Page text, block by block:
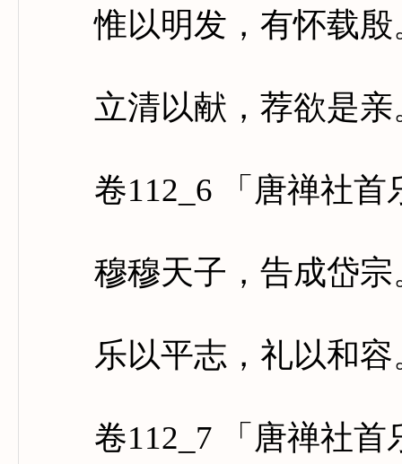
惟以明发，有怀载殷
立清以献，荐欲是亲
卷112_6 「唐禅社首
穆穆天子，告成岱宗
乐以平志，礼以和容
卷112_7 「唐禅社首